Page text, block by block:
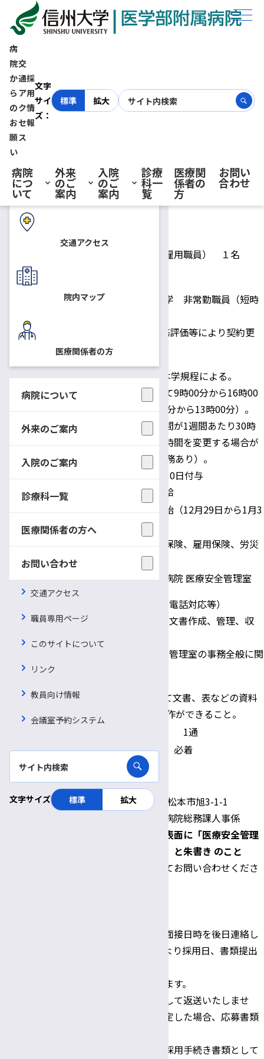
病
院
か
ら
の
お
願
い
交
通
ア
ク
セ
ス
採
用
情
報
文字
サイ
ズ：
標準 拡大
病院
につ
いて
外来
のご
案内
入院
のご
案内
診療
科一
覧
医療関
係者の
方
お問い
合わせ
ホーム
採用情報
医療安全管理室 事務補佐員（短時間雇用職員） 募集【締切 平成31
年2月8日（金） 必着 】
医療安全管理室 事務補佐員
（短時間雇用職員） 募集【締
切 平成31年2月8日（金）
必着 】
2019.01.18
事務補佐員（短時間雇用職員） １名
採用予定日
身分
国立大学法人信州大学 非常勤職員（短時
1事業年度契約、勤務評価等により契約更
新の可能性あり。
給与・勤務時間
時給900円 その他本学規程による。
勤務時間は原則として9時00分から16時00
分（休憩時間12時00分から13時00分）。
ただし、所定労働時間が1週間あたり30時
間となるように勤務時間を変更する場合が
ある（月2回8時間勤務あり）。
年次休暇：採用日に10日付与
その他：通勤手当支給
土・日・祝・年末年始（12月29日から1月3
日）
健康保険、厚生年金保険、雇用保険、労災
信州大学医学部附属病院 医療安全管理室
窓口対応業務（電話対応等）
文書管理業務（文書作成、管理、収
その他医療安全管理室の事務全般に関
Excel、Wordを用いて文書、表などの資料
作成ができ、PCの操作ができること。
履歴書（写真貼付） 1通
書類提出期限
平成31年2月8日(金) 必着
選考方法
一次選考：書類選考
二次選考：面接試験
〒390-8621 長野県松本市旭3-1-1
信州大学医学部附属病院総務課人事係
郵送の場合、封筒の表面に「医療安全管理
室 事務補佐員希望」と朱書き のこと
不明な点はお電話にてお問い合わせくださ
※書類選考結果及び面接日時を後日連絡し
ます。応募状況等により採用日、書類提出
変更する場合があります。
※応募書類は原則として返送いたしませ
ん。また、採用が決定した場合、応募書類
た履歴書の情報は、採用手続き書類として
入院・ご面会の方へ
交通アクセス
院内マップ
医療関係者の方
病院について
外来のご案内
入院のご案内
診療科一覧
医療関係者の方へ
お問い合わせ
交通アクセス
職員専用ページ
このサイトについて
リンク
教員向け情報
会議室予約システム
文字サイズ 標準 拡大